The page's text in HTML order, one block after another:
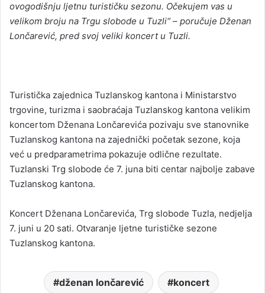
ovogodišnju ljetnu turističku sezonu. Očekujem vas u
velikom broju na Trgu slobode u Tuzli“ – poručuje Dženan
Lončarević, pred svoj veliki koncert u Tuzli.
Turistička zajednica Tuzlanskog kantona i Ministarstvo
trgovine, turizma i saobraćaja Tuzlanskog kantona velikim
koncertom Dženana Lončarevića pozivaju sve stanovnike
Tuzlanskog kantona na zajednički početak sezone, koja
već u predparametrima pokazuje odlične rezultate.
Tuzlanski Trg slobode će 7. juna biti centar najbolje zabave
Tuzlanskog kantona.
Koncert Dženana Lončarevića, Trg slobode Tuzla, nedjelja
7. juni u 20 sati. Otvaranje ljetne turističke sezone
Tuzlanskog kantona.
dženan lončarević koncert